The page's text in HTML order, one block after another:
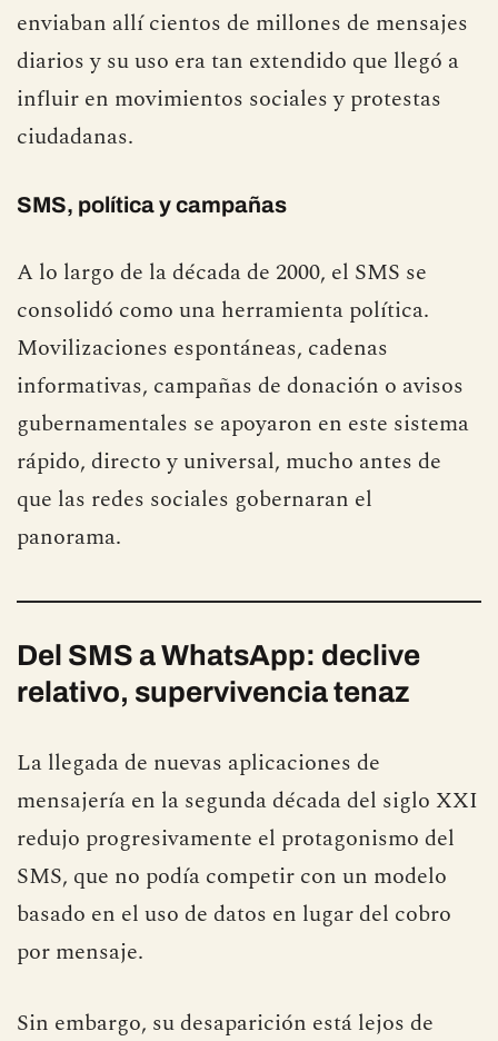
En Filipinas, el SMS se convirtió en
institución nacional. A finales de los 2000, se
enviaban allí cientos de millones de mensajes
diarios y su uso era tan extendido que llegó a
ciudadanas.
SMS, política y campañas
A lo largo de la década de 2000, el SMS se
consolidó como una herramienta política.
Movilizaciones espontáneas, cadenas
informativas, campañas de donación o avisos
gubernamentales se apoyaron en este sistema
rápido, directo y universal, mucho antes de
panorama.
relativo, supervivencia tenaz
La llegada de nuevas aplicaciones de
mensajería en la segunda década del siglo XXI
redujo progresivamente el protagonismo del
SMS, que no podía competir con un modelo
por mensaje.